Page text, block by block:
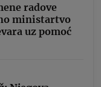
radove
ministartvo
uz pomoć